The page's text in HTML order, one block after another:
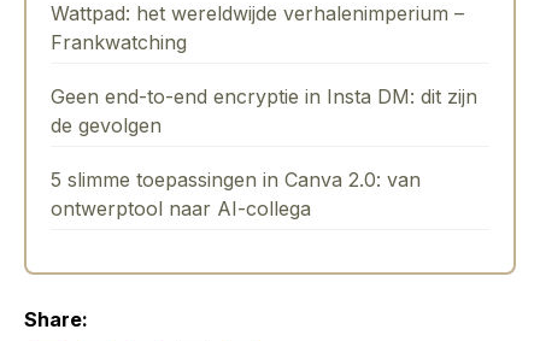
Wattpad: het wereldwijde verhalenimperium –
Frankwatching
Geen end-to-end encryptie in Insta DM: dit zijn
de gevolgen
5 slimme toepassingen in Canva 2.0: van
ontwerptool naar AI-collega
Share: